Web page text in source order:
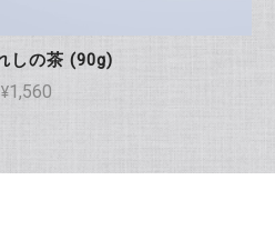
しの茶 (90g)
¥1,560